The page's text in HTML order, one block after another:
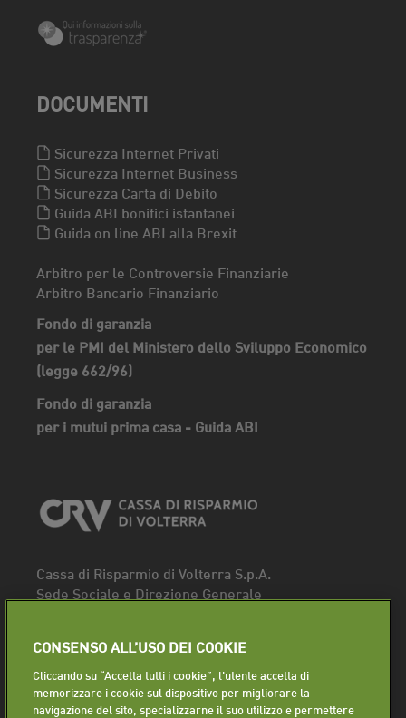
DOCUMENTI
Sicurezza Internet Privati
Sicurezza Internet Business
Sicurezza Carta di Debito
Guida ABI bonifici istantanei
Guida on line ABI alla Brexit
Arbitro per le Controversie Finanziarie
Arbitro Bancario Finanziario
Fondo di garanzia
per le PMI del Ministero dello Sviluppo Economico
(legge 662/96)
Fondo di garanzia
per i mutui prima casa - Guida ABI
Cassa di Risparmio di Volterra S.p.A.
Sede Sociale e Direzione Generale
Fax. 0588 86940
Segui la pagina
CONSENSO ALL’USO DEI COOKIE
Cliccando su “Accetta tutti i cookie”, l'utente accetta di
memorizzare i cookie sul dispositivo per migliorare la
navigazione del sito, specializzarne il suo utilizzo e permettere